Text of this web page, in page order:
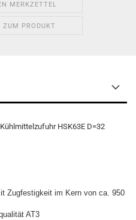
MERKZETTEL
ZUM PRODUKT
HSK63E D=32
Zugfestigkeit im Kern von ca. 950
AT3